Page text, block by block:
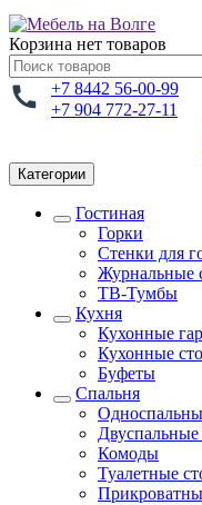
Корзина нет товаров
+7 8442 56-00-99
+7 904 772-27-11
Категории
Гостиная
Горки
Стенки для
Журнальные
TВ-Тумбы
Кухня
Кухонные
Кухонные
Буфеты
Спальня
Двуспальные
Комоды
Туалетные